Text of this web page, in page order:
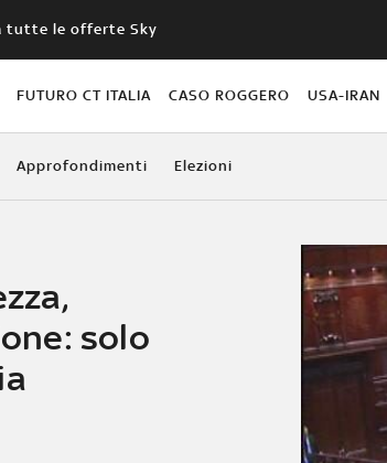
tutte le offerte Sky
FUTURO CT ITALIA CASO ROGGERO USA-IRAN
Approfondimenti Elezioni
solo